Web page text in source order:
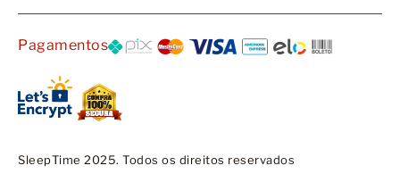
Pagamentos
SleepTime 2025. Todos os direitos reservados